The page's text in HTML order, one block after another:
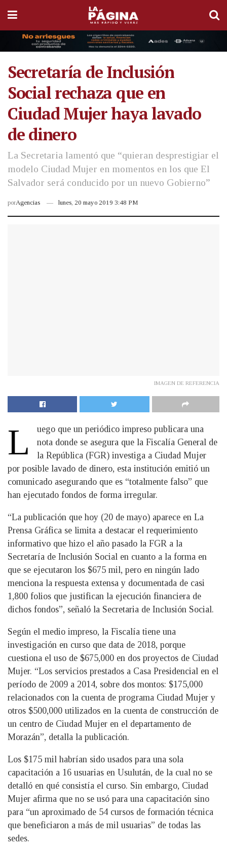
Secretaría de Inclusión
Social rechaza que en
Ciudad Mujer haya lavado
de dinero
La Secretaria lamentó que “quieran desprestigiar el
modelo Ciudad Mujer en momentos en los que El
Salvador será conducido por un nuevo Gobierno”
porAgencias lunes, 20 mayo 2019 3:48 PM
IMAGEN DE REFERENCIA
L
uego que un periódico impreso publicara una
nota donde se asegura que la Fiscalía General de
la República (FGR) investiga a Ciudad Mujer
por posible lavado de dinero, esta institución emitió un
comunicado asegurando que es “totalmente falso” que
han ejecutado fondos de forma irregular.
“La publicación que hoy (20 de mayo) aparece en La
Prensa Gráfica se limita a destacar el requerimiento
informativo que hizo el año pasado la FGR a la
Secretaría de Inclusión Social en cuanto a la forma en
que se ejecutaron los $675 mil, pero en ningún lado
menciona la respuesta extensa y documentada de casi
1,800 folios que justifican la ejecución financiera de
dichos fondos”, señaló la Secretaria de Inclusión Social.
Según el medio impreso, la Fiscalía tiene una
investigación en curso que data de 2018, porque
cuestiona el uso de $675,000 en dos proyectos de Ciudad
Mujer. “Los servicios prestados a Casa Presidencial en el
período de 2009 a 2014, sobre dos montos: $175,000
relacionados con la cuenta de programa Ciudad Mujer y
otros $500,000 utilizados en la cuenta de construcción de
un centro de Ciudad Mujer en el departamento de
Morazán”, detalla la publicación.
Los $175 mil habrían sido usados para una sola
capacitación a 16 usuarias en Usulután, de la cual no se
detalló en qué consistía el curso. Sin embargo, Ciudad
Mujer afirma que no se usó para una capacitación sino
para “un aproximado de 54 cursos de formación técnica
que beneficiaron a más de mil usuarias” de todas las
sedes.